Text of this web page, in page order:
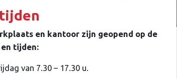
en kantoor zijn geopend op de
tijden:
van 7.30 – 17.30 u.